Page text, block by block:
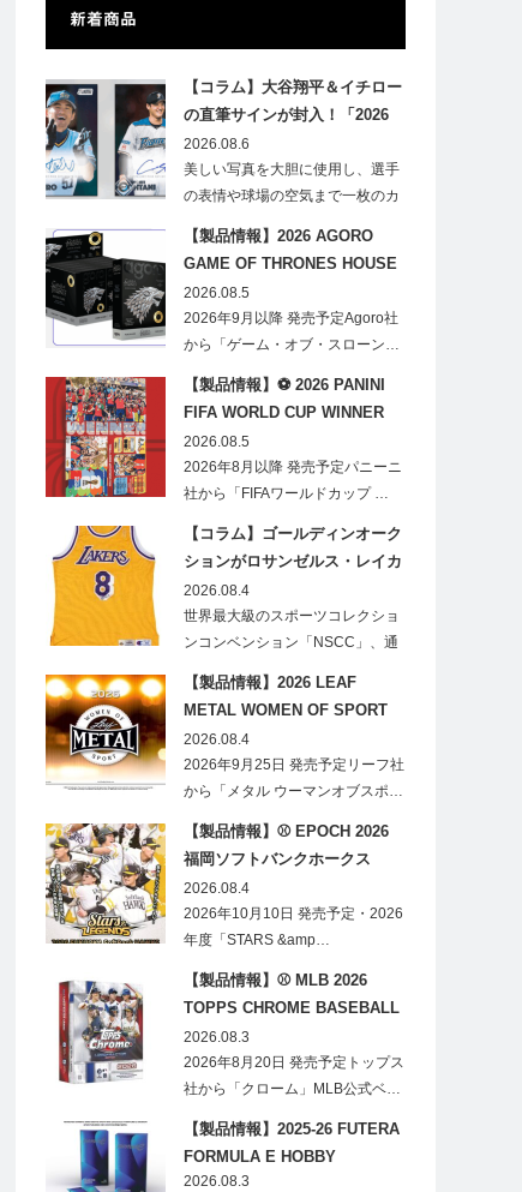
新着商品
【コラム】大谷翔平＆イチロー
の直筆サインが封入！「2026
Topps NPB Stadium Club」が
見逃せない
2026.08.6
美しい写真を大胆に使用し、選手
の表情や球場の空気まで一枚のカ
【製品情報】2026 AGORO
GAME OF THRONES HOUSE
STARK BLIND BOX
2026.08.5
2026年9月以降 発売予定Agoro社
から「ゲーム・オブ・スローン…
【製品情報】⚽ 2026 PANINI
FIFA WORLD CUP WINNER
STICKER POSTER
2026.08.5
2026年8月以降 発売予定パニーニ
社から「FIFAワールドカップ …
【コラム】ゴールディンオーク
ションがロサンゼルス・レイカ
ーズのオフィシャルオークショ
ンスポンサーに！
2026.08.4
世界最大級のスポーツコレクショ
ンコンベンション「NSCC」、通
【製品情報】2026 LEAF
METAL WOMEN OF SPORT
HOBBY
2026.08.4
2026年9月25日 発売予定リーフ社
から「メタル ウーマンオブスポ…
【製品情報】⚾ EPOCH 2026
福岡ソフトバンクホークス
STARS&LEGENDS ベースボー
ルカード
2026.08.4
2026年10月10日 発売予定・2026
年度「STARS &amp…
【製品情報】⚾ MLB 2026
TOPPS CHROME BASEBALL
LOGOFRACTOR
2026.08.3
2026年8月20日 発売予定トップス
社から「クローム」MLB公式ベ…
【製品情報】2025-26 FUTERA
FORMULA E HOBBY
2026.08.3